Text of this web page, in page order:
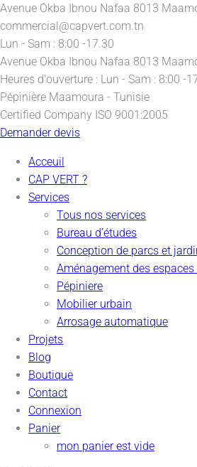
Avenue Okba Ibnou Nafaa 8013
commercial@capvert.com.tn
Lun - Sam : 8:00 -17.30
Avenue Okba Ibnou Nafaa 8013
Heures d'ouverture : Lun - Sam : 8:00 -
Pépinière Maamoura - Tunisie
Certified Company ISO 9001:2005
Demander devis
Acceuil
CAP VERT ?
Services
Tous nos services
Bureau d’études
Conception de parcs et
Aménagement des espaces
Pépiniere
Mobilier urbain
Arrosage automatique
Projets
Blog
Boutique
Contact
Connexion
Panier
mon panier est vide